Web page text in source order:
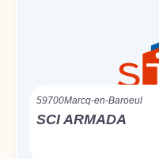
59700Marcq-en-Baroeul
SCI ARMADA